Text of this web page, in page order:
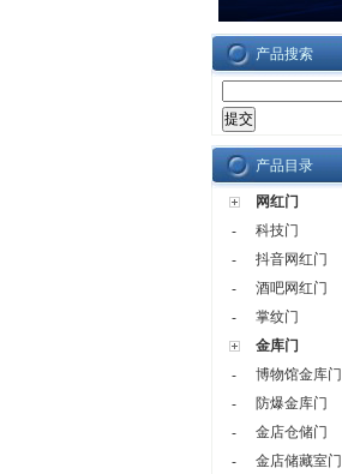
产品搜索
产品目录
网红门
-
科技门
-
抖音网红门
-
酒吧网红门
-
掌纹门
金库门
-
博物馆金库门
-
防爆金库门
-
金店仓储门
-
金店储藏室门